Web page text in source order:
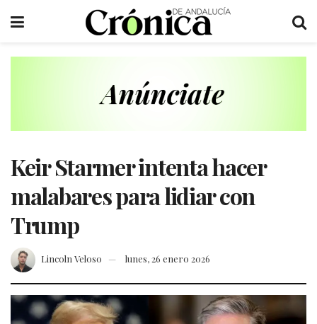
Keir Starmer intenta hacer
malabares para lidiar con
Trump
Lincoln Veloso lunes, 26 enero 2026